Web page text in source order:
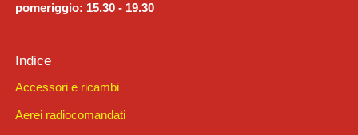
pomeriggio: 15.30 - 19.30
Indice
Accessori e ricambi
Aerei radiocomandati